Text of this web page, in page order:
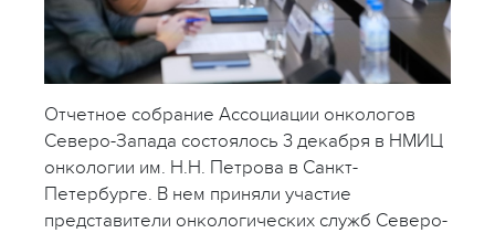
Отчетное собрание Ассоциации онкологов
Северо-Запада состоялось 3 декабря в НМИЦ
онкологии им. Н.Н. Петрова в Санкт-
Петербурге. В нем приняли участие
представители онкологических служб Северо-